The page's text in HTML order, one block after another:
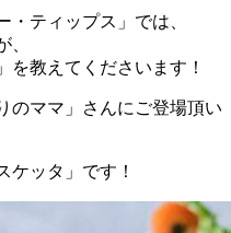
ティップス」では、
、
を教えてくださいます！
のママ」さんにご登場頂い
ケッタ」です！